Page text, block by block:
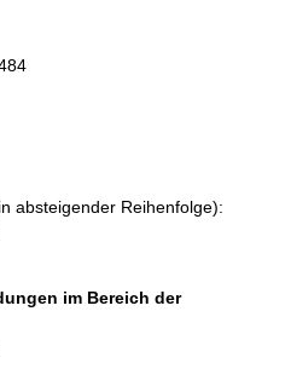
absteigender Reihenfolge):
im Bereich der